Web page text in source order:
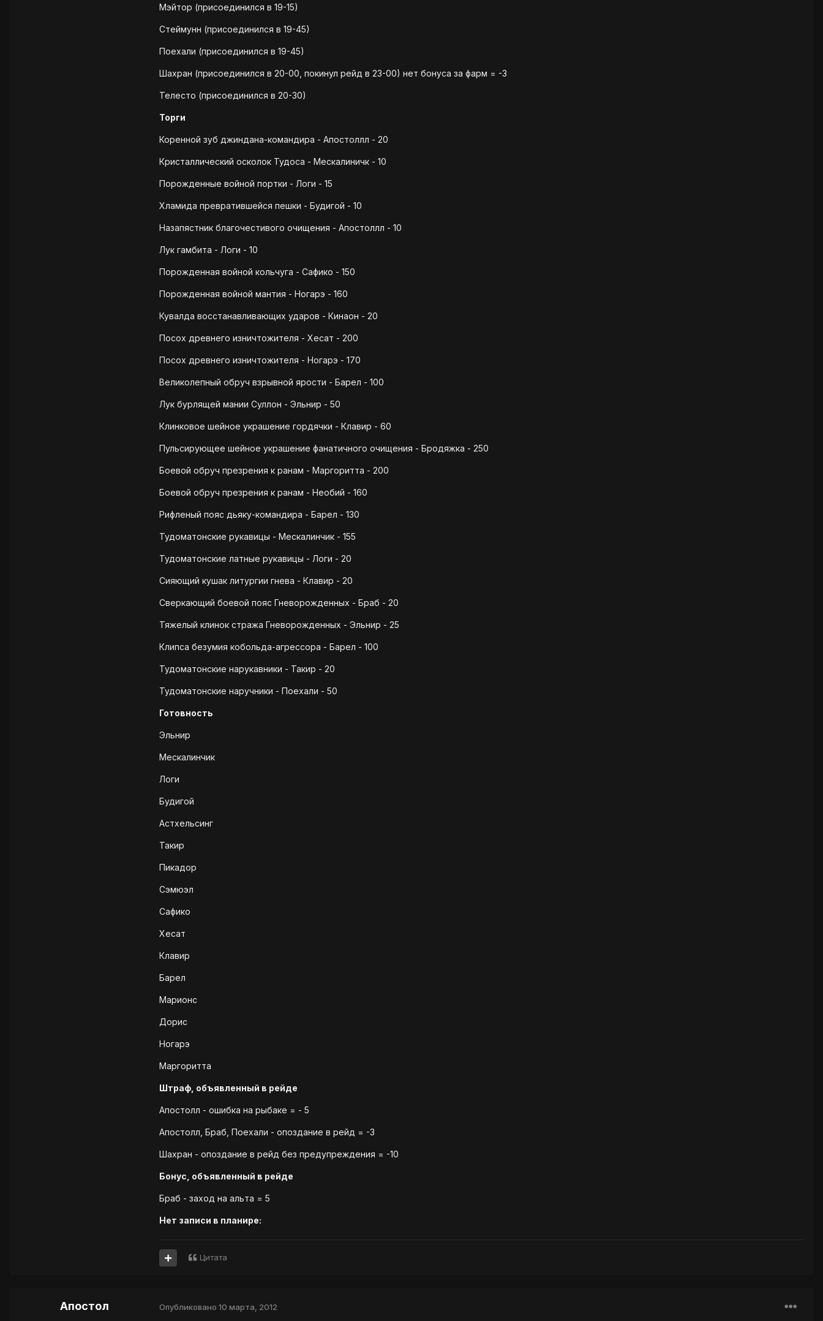
Мэйтор (присоединился в 19-15)
Стеймунн (присоединился в 19-45)
Поехали (присоединился в 19-45)
Шахран (присоединился в 20-00, покинул рейд в 23-00) нет бонуса за фарм = -3
Телесто (присоединился в 20-30)
Торги
Коренной зуб джиндана-командира - Апостоллл - 20
Кристаллический осколок Тудоса - Мескалиничк - 10
Порожденные войной портки - Логи - 15
Хламида превратившейся пешки - Будигой - 10
Назапястник благочестивого очищения - Апостоллл - 10
Лук гамбита - Логи - 10
Порожденная войной кольчуга - Сафико - 150
Порожденная войной мантия - Ногарэ - 160
Кувалда восстанавливающих ударов - Кинаон - 20
Посох древнего изничтожителя - Хесат - 200
Посох древнего изничтожителя - Ногарэ - 170
Великолепный обруч взрывной ярости - Барел - 100
Лук бурлящей мании Суллон - Эльнир - 50
Клинковое шейное украшение гордячки - Клавир - 60
Пульсирующее шейное украшение фанатичного очищения - Бродяжка - 250
Боевой обруч презрения к ранам - Маргоритта - 200
Боевой обруч презрения к ранам - Необий - 160
Рифленый пояс дьяку-командира - Барел - 130
Тудоматонские рукавицы - Мескалинчик - 155
Тудоматонские латные рукавицы - Логи - 20
Сияющий кушак литургии гнева - Клавир - 20
Сверкающий боевой пояс Гневорожденных - Браб - 20
Тяжелый клинок стража Гневорожденных - Эльнир - 25
Клипса безумия кобольда-агрессора - Барел - 100
Тудоматонские нарукавники - Такир - 20
Тудоматонские наручники - Поехали - 50
Готовность
Эльнир
Мескалинчик
Логи
Будигой
Астхельсинг
Такир
Пикадор
Сэмюэл
Сафико
Хесат
Клавир
Барел
Марионс
Дорис
Ногарэ
Маргоритта
Штраф, объявленный в рейде
Апостолл - ошибка на рыбаке = - 5
Апостолл, Браб, Поехали - опоздание в рейд = -3
Шахран - опоздание в рейд без предупреждения = -10
Бонус, объявленный в рейде
Браб - заход на альта = 5
Нет записи в планире:
Цитата
Апостол Опубликовано 10 марта, 2012